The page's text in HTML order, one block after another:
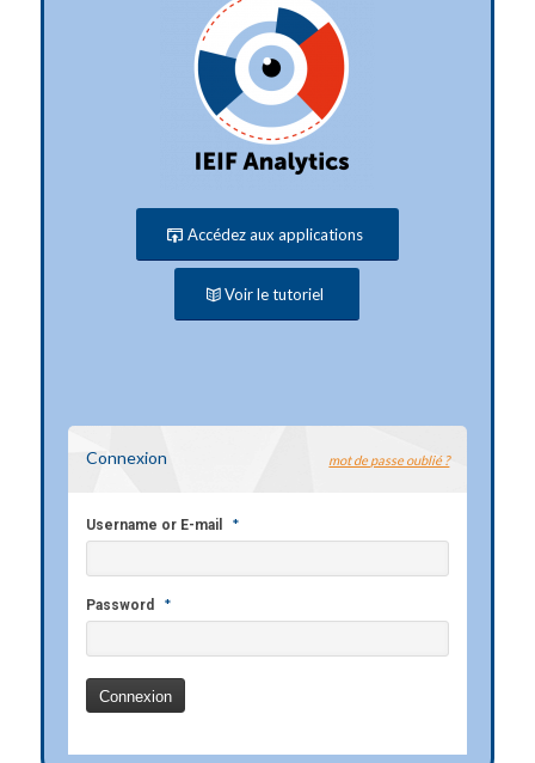
Accédez aux applications
Voir le tutoriel
Connexion mot de passe oublié ?
Username or E-mail *
Password *